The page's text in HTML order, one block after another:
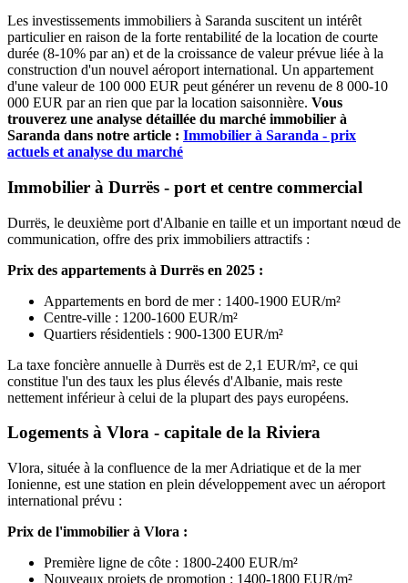
Les investissements immobiliers à Saranda suscitent un intérêt
particulier en raison de la forte rentabilité de la location de courte
durée (8-10% par an) et de la croissance de valeur prévue liée à la
construction d'un nouvel aéroport international. Un appartement
d'une valeur de 100 000 EUR peut générer un revenu de 8 000-10
000 EUR par an rien que par la location saisonnière. Vous
trouverez une analyse détaillée du marché immobilier à
Saranda dans notre article : Immobilier à Saranda - prix
actuels et analyse du marché
Immobilier à Durrës - port et centre commercial
Durrës, le deuxième port d'Albanie en taille et un important nœud de
communication, offre des prix immobiliers attractifs :
Prix des appartements à Durrës en 2025 :
Appartements en bord de mer : 1400-1900 EUR/m²
Centre-ville : 1200-1600 EUR/m²
Quartiers résidentiels : 900-1300 EUR/m²
La taxe foncière annuelle à Durrës est de 2,1 EUR/m², ce qui
constitue l'un des taux les plus élevés d'Albanie, mais reste
nettement inférieur à celui de la plupart des pays européens.
Logements à Vlora - capitale de la Riviera
Vlora, située à la confluence de la mer Adriatique et de la mer
Ionienne, est une station en plein développement avec un aéroport
international prévu :
Prix de l'immobilier à Vlora :
Première ligne de côte : 1800-2400 EUR/m²
Nouveaux projets de promotion : 1400-1800 EUR/m²